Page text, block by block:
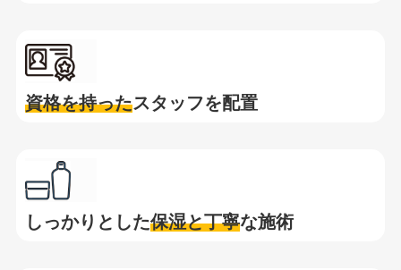
資格を持ったスタッフを配置
しっかりとした保湿と丁寧な施術